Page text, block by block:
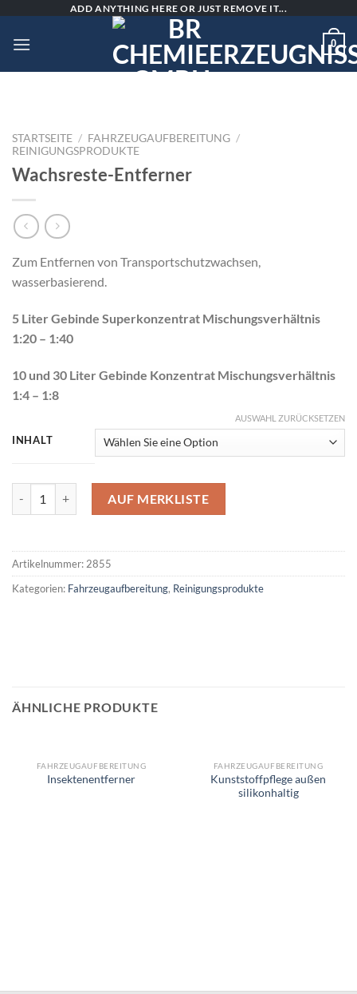
content
ADD ANYTHING HERE OR JUST REMOVE IT...
0
STARTSEITE / FAHRZEUGAUFBEREITUNG /
REINIGUNGSPRODUKTE
Wachsreste-Entferner
Zum Entfernen von Transportschutzwachsen,
wasserbasierend.
5 Liter Gebinde Superkonzentrat Mischungsverhältnis
1:20 – 1:40
10 und 30 Liter Gebinde Konzentrat Mischungsverhältnis
1:4 – 1:8
INHALT
AUSWAHL ZURÜCKSETZEN
AUF MERKLISTE
Artikelnummer: 2855
Kategorien: Fahrzeugaufbereitung, Reinigungsprodukte
ÄHNLICHE PRODUKTE
FAHRZEUGAUFBEREITUNG
Insektenentferner
FAHRZEUGAUFBEREITUNG
Kunststoffpflege außen
silikonhaltig